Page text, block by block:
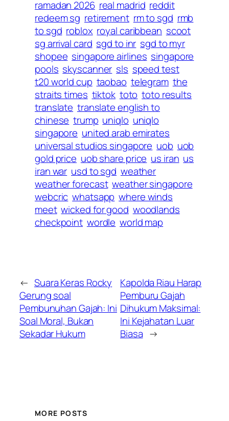
ramadan 2026 real madrid reddit
redeem sg retirement rm to sgd rmb
to sgd roblox royal caribbean scoot
sg arrival card sgd to inr sgd to myr
shopee singapore airlines singapore
pools skyscanner sls speed test
t20 world cup taobao telegram the
straits times tiktok toto toto results
translate translate english to
chinese trump uniqlo uniqlo
singapore united arab emirates
universal studios singapore uob uob
gold price uob share price us iran us
iran war usd to sgd weather
weather forecast weather singapore
webcric whatsapp where winds
meet wicked for good woodlands
checkpoint wordle world map
← Suara Keras Rocky
Gerung soal
Pembunuhan Gajah: Ini
Soal Moral, Bukan
Sekadar Hukum
Kapolda Riau Harap
Pemburu Gajah
Dihukum Maksimal:
Ini Kejahatan Luar
Biasa →
MORE POSTS